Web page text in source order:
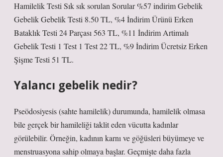
Hamilelik Testi Sık sık sorulan Sorular %57 indirim Gebelik
Gebelik Gebelik Testi 8.50 TL, %4 İndirim Ürünü Erken
Bataklık Testi 24 Parçası 563 TL, %11 İndirim Artimalı
Gebelik Testi 1 Test 1 Test 22 TL, %9 İndirim Ücretsiz Erken
Şişme Testi 51 TL.
Yalancı gebelik nedir?
Pseödosiyesis (sahte hamilelik) durumunda, hamilelik olmasa
bile gerçek bir hamileliği taklit eden vücutta kadınlar
görülebilir. Örneğin, kadının karnı ve göğüsleri büyümeye ve
menstruasyona sahip olmaya başlar. Geçmişte daha fazla